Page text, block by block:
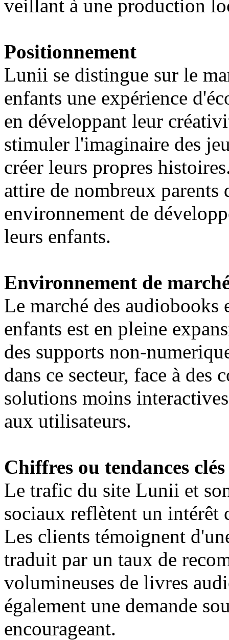
veillant à une production
Positionnement
Lunii se distingue sur le
enfants une expérience
en développant leur
stimuler l'imaginaire des
créer leurs propres
attire de nombreux parents
environnement de
leurs enfants.
Environnement de
Le marché des
enfants est en pleine
des supports non-
dans ce secteur, face à des
solutions moins
aux utilisateurs.
Chiffres ou tendances clés
Le trafic du site Lunii et
sociaux reflètent un
Les clients témoignent
traduit par un taux de
volumineuses de livres
également une demande
encourageant.